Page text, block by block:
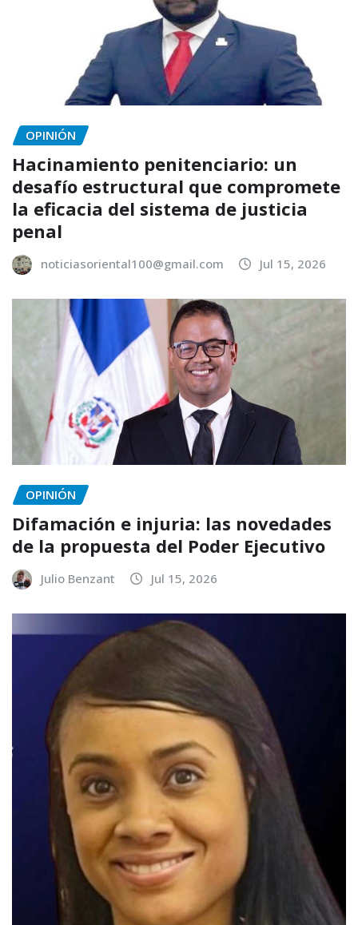
OPINIÓN
Hacinamiento penitenciario: un
desafío estructural que compromete
la eficacia del sistema de justicia
penal
noticiasoriental100@gmail.com Jul 15, 2026
OPINIÓN
Difamación e injuria: las novedades
de la propuesta del Poder Ejecutivo
Julio Benzant Jul 15, 2026